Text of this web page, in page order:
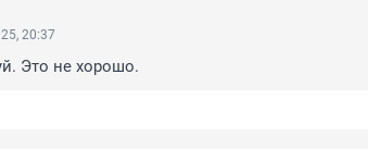
20:37
Это не хорошо.